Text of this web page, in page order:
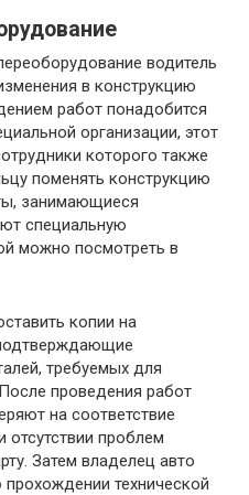
водитель
в конструкцию
работ понадобится
организации, этот
которого также
поменять конструкцию
занимающиеся
специальную
можно посмотреть в
копии на
требуемых для
проведения работ
на соответствие
отсутствии проблем
Затем владелец авто
технической